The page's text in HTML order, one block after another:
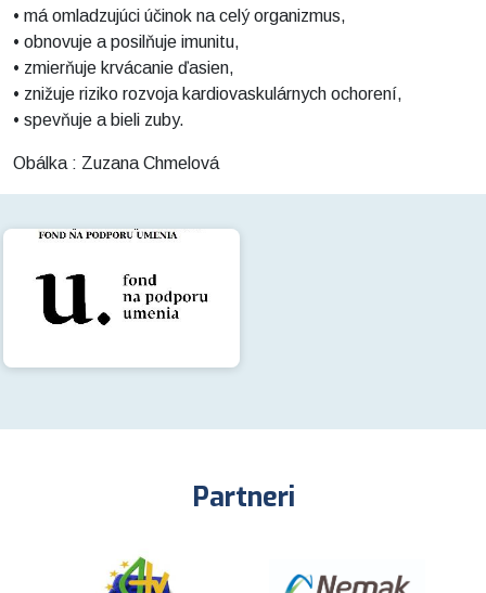
• má omladzujúci účinok na celý organizmus,
• obnovuje a posilňuje imunitu,
• zmierňuje krvácanie ďasien,
• znižuje riziko rozvoja kardiovaskulárnych ochorení,
• spevňuje a bieli zuby.
Obálka : Zuzana Chmelová
Partneri